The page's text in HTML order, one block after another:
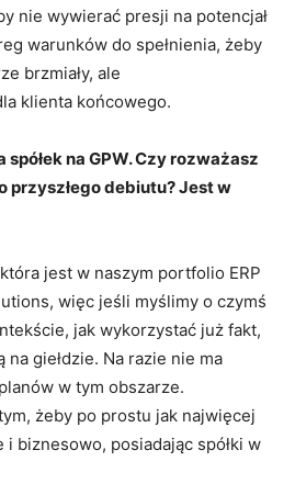
nie wywierać presji na potencjał
warunków do spełnienia, żeby
brzmiały, ale
klienta końcowego.
na GPW. Czy rozważasz
przyszłego debiutu? Jest w
jest w naszym portfolio ERP
więc jeśli myślimy o czymś
jak wykorzystać już fakt,
na giełdzie. Na razie nie ma
w tym obszarze.
żeby po prostu jak najwięcej
biznesowo, posiadając spółki w